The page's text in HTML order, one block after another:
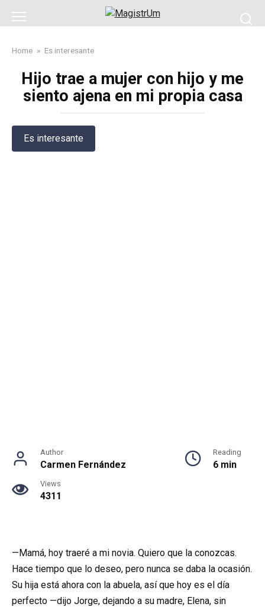
Home » Es interesante
Hijo trae a mujer con hijo y me
siento ajena en mi propia casa
Es interesante
Author
Carmen Fernández
Reading
6 min
Views
4311
—Mamá, hoy traeré a mi novia. Quiero que la conozcas.
Hace tiempo que lo deseo, pero nunca se daba la ocasión.
Su hija está ahora con la abuela, así que hoy es el día
perfecto —dijo Jorge, dejando a su madre, Elena, sin